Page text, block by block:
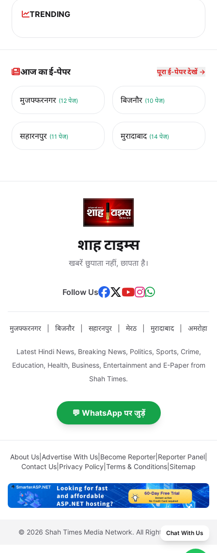
TRENDING
आज का ई-पेपर पूरा ई-पेपर देखें →
मुजफ्फरनगर (12 पेज) बिजनौर (10 पेज)
सहारनपुर (11 पेज) मुरादाबाद (14 पेज)
शाह टाइम्स
खबरें छुपाता नहीं, छापता है।
Follow Us
मुजफ्फरनगर बिजनौर सहारनपुर मेरठ मुरादाबाद अमरोहा
Latest Hindi News, Breaking News, Politics, Sports, Crime,
Education, Health, Business, Entertainment and E-Paper from
Shah Times.
💬 WhatsApp पर जुड़ें
About Us| Advertise With Us| Become Reporter| Reporter Panel|
Contact Us Privacy Policy Terms & Conditions Sitemap
© 2026 Shah Times Media Network. All Rights Reserved.
Chat With Us